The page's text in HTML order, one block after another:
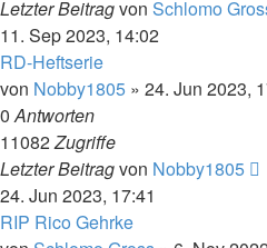
Letzter Beitragvon Schlomo
11. Sep 2023, 14:02
RD-Heftserie
von Nobby1805 » 24. Jun 2023,
0Antworten
11082Zugriffe
Letzter Beitragvon Nobby1805
24. Jun 2023, 17:41
RIP Rico Gehrke